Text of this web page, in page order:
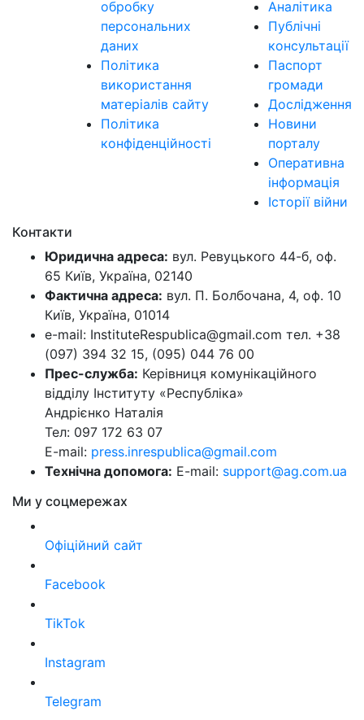
обробку
персональних
даних
Політика
використання
матеріалів сайту
Політика
конфіденційності
Аналітика
Публічні
консультації
Паспорт
громади
Дослідження
Новини
порталу
Оперативна
інформація
Історії війни
Контакти
Юридична адреса: вул. Ревуцького 44-б, оф.
65 Київ, Україна, 02140
Фактична адреса: вул. П. Болбочана, 4, оф. 10
Київ, Україна, 01014
e-mail: InstituteRespublica@gmail.com тел. +38
(097) 394 32 15, (095) 044 76 00
Прес-служба: Керівниця комунікаційного
відділу Інституту «Республіка»
Андрієнко Наталія
Тел: 097 172 63 07
E-mail: press.inrespublica@gmail.com
Технічна допомога: E-mail: support@ag.com.ua
Ми у соцмережах
Офіційний сайт
Facebook
TikTok
Instagram
Telegram